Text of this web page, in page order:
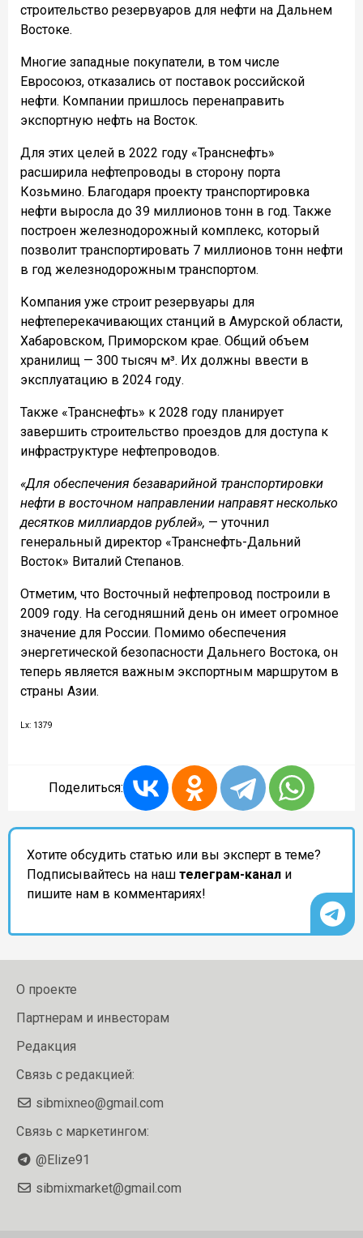
строительство резервуаров для нефти на Дальнем
Востоке.
Многие западные покупатели, в том числе
Евросоюз, отказались от поставок российской
нефти. Компании пришлось перенаправить
экспортную нефть на Восток.
Для этих целей в 2022 году «Транснефть»
расширила нефтепроводы в сторону порта
Козьмино. Благодаря проекту транспортировка
нефти выросла до 39 миллионов тонн в год. Также
построен железнодорожный комплекс, который
позволит транспортировать 7 миллионов тонн нефти
в год железнодорожным транспортом.
Компания уже строит резервуары для
нефтеперекачивающих станций в Амурской области,
Хабаровском, Приморском крае. Общий объем
хранилищ — 300 тысяч м³. Их должны ввести в
эксплуатацию в 2024 году.
Также «Транснефть» к 2028 году планирует
завершить строительство проездов для доступа к
инфраструктуре нефтепроводов.
«Для обеспечения безаварийной транспортировки
нефти в восточном направлении направят несколько
десятков миллиардов рублей», — уточнил
генеральный директор «Транснефть-Дальний
Восток» Виталий Степанов.
Отметим, что Восточный нефтепровод построили в
2009 году. На сегодняшний день он имеет огромное
значение для России. Помимо обеспечения
энергетической безопасности Дальнего Востока, он
теперь является важным экспортным маршрутом в
страны Азии.
Lx: 1379
Поделиться:
Хотите обсудить статью или вы эксперт в теме?
Подписывайтесь на наш телеграм-канал и
пишите нам в комментариях!
О проекте
Партнерам и инвесторам
Редакция
Связь с редакцией:
sibmixneo@gmail.com
Связь с маркетингом:
@Elize91
sibmixmarket@gmail.com